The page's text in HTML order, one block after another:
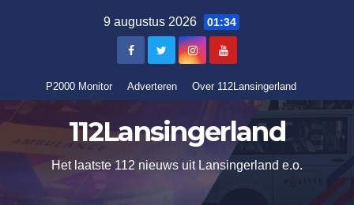
9 augustus 2026 01:34
P2000 Monitor Adverteren Over 112Lansingerland
112Lansingerland
Het laatste 112 nieuws uit Lansingerland e.o.